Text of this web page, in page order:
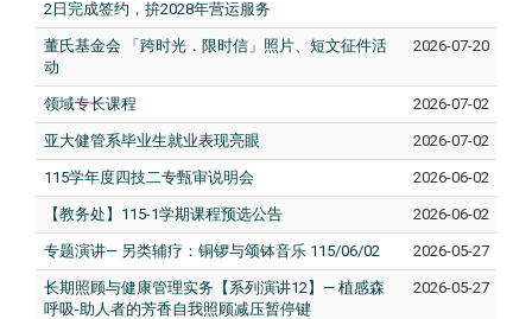
2日完成签约，拚2028年营运服务
董氏基金会 「跨时光．限时信」照片、短文征件活
动
2026-07-20
领域专长课程 2026-07-02
亚大健管系毕业生就业表现亮眼 2026-07-02
115学年度四技二专甄审说明会​​​​ 2026-06-02
【教务处】115-1学期课程预选公告 2026-06-02
专题演讲— 另类辅疗：铜锣与颂钵音乐 115/06/02 2026-05-27
长期照顾与健康管理实务【系列演讲12】— 植感森
呼吸-助人者的芳香自我照顾减压暂停键
2026-05-27